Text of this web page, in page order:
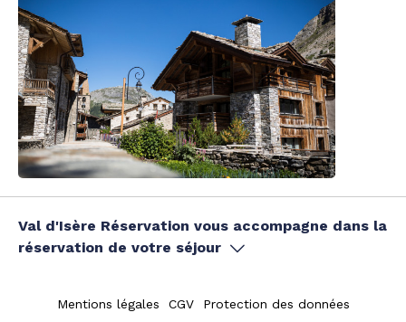
Val d'Isère Réservation vous accompagne dans la
réservation de votre séjour
Mentions légales CGV Protection des données